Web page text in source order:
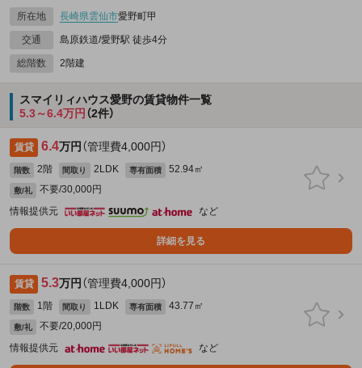
所在地 長崎県雲仙市愛野町甲
交通 島原鉄道/愛野駅 徒歩4分
総階数 2階建
スマイリィハウス愛野の賃貸物件一覧
5.3～6.4万円 （2件）
賃貸 6.4万円 （管理費4,000円）
階数 2階 間取り 2LDK 専有面積 52.94㎡
敷/礼
不要/30,000円
情報提供元
など
詳細を見る
賃貸 5.3万円 （管理費4,000円）
階数 1階 間取り 1LDK 専有面積 43.77㎡
敷/礼
不要/20,000円
情報提供元
など